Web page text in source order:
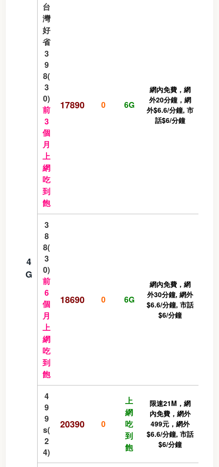
4
G
台
灣
好
省
3
9
8(
3
0)
前
3
個
月
上
網
吃
到
飽
17890 0 6G
網內免費，網
外20分鐘，網
外$6.6/分鐘, 市
話$6/分鐘
3
8
8(
3
0)
前
6
個
月
上
網
吃
到
飽
18690 0 6G
網內免費，網
外30分鐘, 網外
$6.6/分鐘, 市話
$6/分鐘
4
9
9
s(
2
4)
20390 0
上
網
吃
到
飽
限速21M，網
內免費，網外
499元，網外
$6.6/分鐘, 市話
$6/分鐘